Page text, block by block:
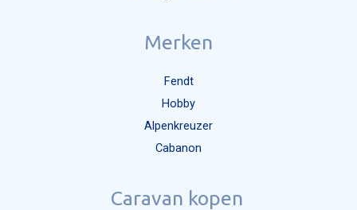
Merken
Fendt
Hobby
Alpenkreuzer
Cabanon
Caravan kopen